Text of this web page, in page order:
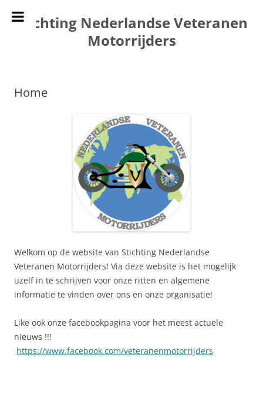
naar
de
inhoud
Stichting Nederlandse Veteranen
Motorrijders
Home
Welkom op de website van Stichting Nederlandse
Veteranen Motorrijders! Via deze website is het mogelijk
uzelf in te schrijven voor onze ritten en algemene
informatie te vinden over ons en onze organisatie!
Like ook onze facebookpagina voor het meest actuele
nieuws !!!
https://www.facebook.com/veteranenmotorrijders